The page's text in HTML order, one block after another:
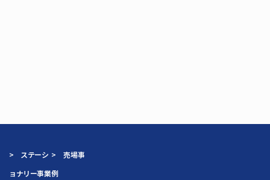
> ステーシ
ョナリー事業
> 売場事
例